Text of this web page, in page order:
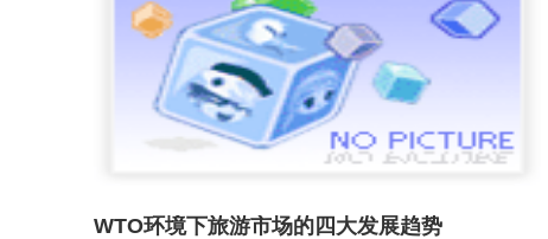
WTO环境下旅游市场的四大发展趋势